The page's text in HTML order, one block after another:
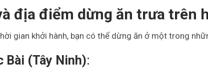
địa điểm dừng ăn trưa trên
gian khởi hành, bạn có thể dừng ăn ở một trong
Bài (Tây Ninh):